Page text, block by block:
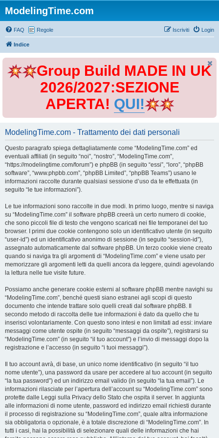
ModelingTime.com
FAQ Regole Login
Iscriviti
Indice
Group Build MADE IN UK
2026/2027:SEZIONE
APERTA! QUI!
ModelingTime.com - Trattamento dei dati personali
Questo paragrafo spiega dettagliatamente come “ModelingTime.com” ed
eventuali affiliati (in seguito “noi”, “nostro”, “ModelingTime.com”,
“https://modelingtime.com/forum”) e phpBB (in seguito “essi”, “loro”, “phpBB
software”, “www.phpbb.com”, “phpBB Limited”, “phpBB Teams”) usano le
informazioni raccolte durante qualsiasi sessione d’uso da te effettuata (in
seguito “le tue informazioni”).
Le tue informazioni sono raccolte in due modi. In primo luogo, mentre si naviga
su “ModelingTime.com” il software phpBB creerà un certo numero di cookie,
che sono piccoli file di testo che vengono scaricati nei file temporanei del tuo
browser. I primi due cookie contengono solo un identificativo utente (in seguito
“user-id”) ed un identificativo anonimo di sessione (in seguito “session-id”),
assegnato automaticamente dal software phpBB. Un terzo cookie viene creato
quando si naviga tra gli argomenti di “ModelingTime.com” e viene usato per
memorizzare gli argomenti letti da quelli ancora da leggere, quindi agevolando
la lettura nelle tue visite future.
Possiamo anche generare cookie esterni al software phpBB mentre navighi su
“ModelingTime.com”, benché questi siano estranei agli scopi di questo
documento che intende trattare solo quelli creati dal software phpBB. Il
secondo metodo di raccolta delle tue informazioni è dato da quello che tu
inserisci volontariamente. Con questo sono intesi e non limitati ad essi: inviare
messaggi come utente ospite (in seguito “messaggi da ospite”), registrarsi su
“ModelingTime.com” (in seguito “il tuo account”) e l’invio di messaggi dopo la
registrazione e l’accesso (in seguito “i tuoi messaggi”).
Il tuo account avrà, di base, un unico nome identificativo (in seguito “il tuo
nome utente”), una password da usare per accedere al tuo account (in seguito
“la tua password”) ed un indirizzo email valido (in seguito “la tua email”). Le
informazioni rilasciate per l’apertura dell’account su “ModelingTime.com” sono
protette dalle Leggi sulla Privacy dello Stato che ospita il server. In aggiunta
alle informazioni di nome utente, password ed indirizzo email richiesti durante
il processo di registrazione su “ModelingTime.com”, quale altra informazione
sia obbligatoria o opzionale, è a totale discrezione di “ModelingTime.com”. In
tutti i casi, hai la possibilità di selezionare quali delle informazioni che hai